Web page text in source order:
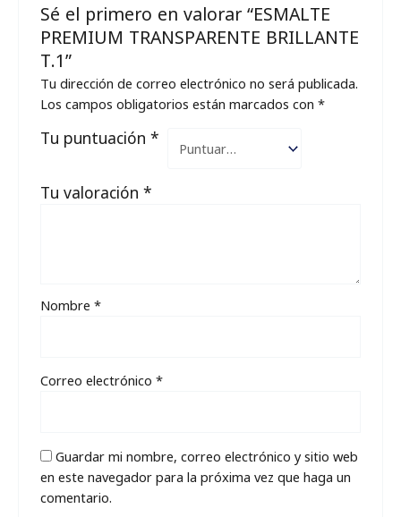
Sé el primero en valorar “ESMALTE
PREMIUM TRANSPARENTE BRILLANTE
T.1”
Tu dirección de correo electrónico no será publicada.
Los campos obligatorios están marcados con*
Tu puntuación*
Tu valoración*
Nombre*
Correo electrónico*
Guardar mi nombre, correo electrónico y sitio web
en este navegador para la próxima vez que haga un
comentario.